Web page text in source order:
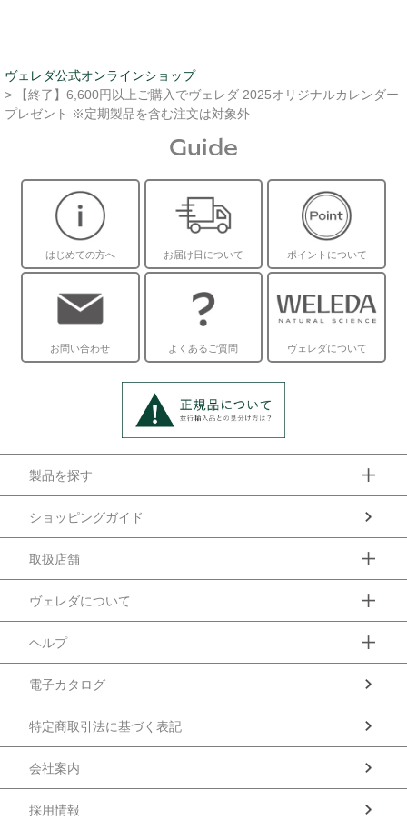
ヴェレダ公式オンラインショップ
> 【終了】6,600円以上ご購入でヴェレダ 2025オリジナルカレンダー
プレゼント ※定期製品を含む注文は対象外
Guide
はじめての方へ お届け日について ポイントについて
お問い合わせ よくあるご質問 ヴェレダについて
製品を探す
ショッピングガイド
取扱店舗
ヴェレダについて
ヘルプ
電子カタログ
特定商取引法に基づく表記
会社案内
採用情報